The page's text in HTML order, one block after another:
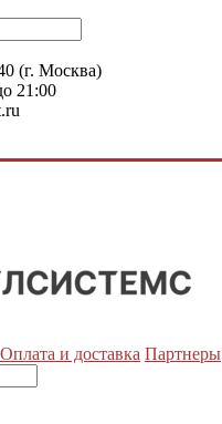
(г. Москва)
21:00
Оплата и доставка Партнеры